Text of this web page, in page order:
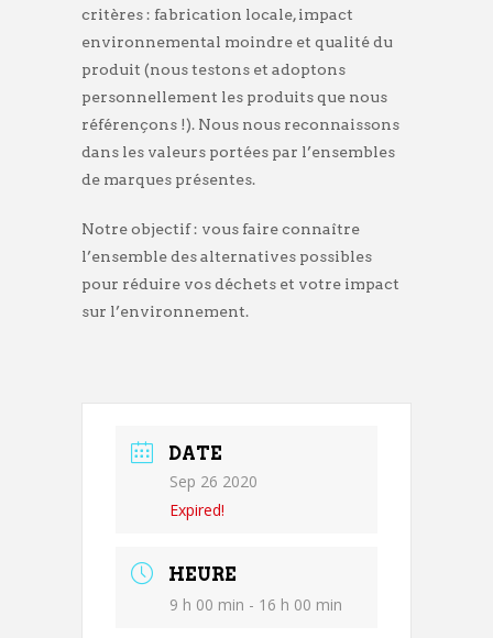
critères : fabrication locale, impact
environnemental moindre et qualité du
produit (nous testons et adoptons
personnellement les produits que nous
référençons !). Nous nous reconnaissons
dans les valeurs portées par l’ensembles
de marques présentes.
Notre objectif : vous faire connaître
l’ensemble des alternatives possibles
pour réduire vos déchets et votre impact
sur l’environnement.
DATE
Sep 26 2020
Expired!
HEURE
9 h 00 min - 16 h 00 min